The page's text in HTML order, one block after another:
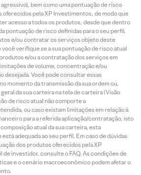
bem como uma pontuação de risco
oferecidos pela XP Investimentos, de modo que
acesso a todos os produtos, desde que dentro
pontuação de risco definidas para o seu perfil.
e/ou contratar os serviços objeto deste
verifique se a sua pontuação de risco atual
e/ou a contratação dos serviços em
de volume, concentração e/ou
desejada. Você pode consultar essas
momento da transmissão da sua ordem ou,
da sua carteira na tela de carteira (Visão
de risco atual não comporte a
ou caso existam limitações em relação à
para a referida aplicação/contratação, isto
atual da sua carteira, esta
adequada ao seu perfil. Em caso de dúvidas
dos produtos oferecidos pela XP
de investidor, consulte o FAQ. As condições de
e o cenário macroeconômico podem afetar o